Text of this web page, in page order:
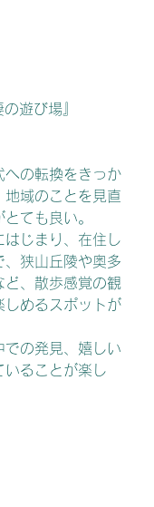
の遊び場』
の転換をきっか
地域のことを見直
とても良い。
じまり、在住し
、狭山丘陵や奥多
ど、散歩感覚の観
しめるスポットが
での発見、嬉しい
いることが楽し